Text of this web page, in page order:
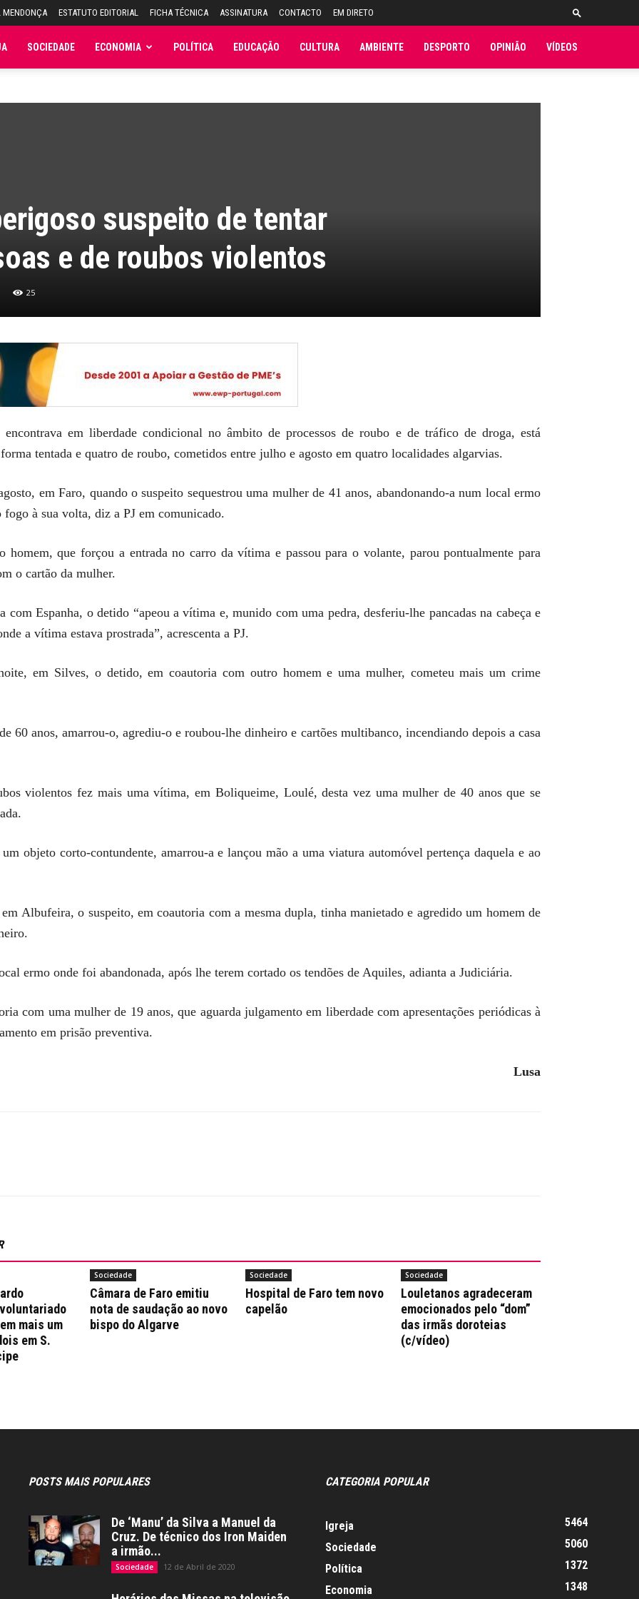
MENDONÇA ESTATUTO EDITORIAL FICHA TÉCNICA ASSINATURA CONTACTO EM DIRETO
SOCIEDADE ECONOMIA POLÍTICA EDUCAÇÃO CULTURA AMBIENTE DESPORTO OPINIÃO VÍDEOS
suspeito de tentar
e de roubos violentos
25
em liberdade condicional no âmbito de processos de roubo e de tráfico de droga, está
tentada e quatro de roubo, cometidos entre julho e agosto em quatro localidades algarvias.
em Faro, quando o suspeito sequestrou uma mulher de 41 anos, abandonando-a num local ermo
à sua volta, diz a PJ em comunicado.
que forçou a entrada no carro da vítima e passou para o volante, parou pontualmente para
o cartão da mulher.
com Espanha, o detido “apeou a vítima e, munido com uma pedra, desferiu-lhe pancadas na cabeça e
a vítima estava prostrada”, acrescenta a PJ.
em Silves, o detido, em coautoria com outro homem e uma mulher, cometeu mais um crime
60 anos, amarrou-o, agrediu-o e roubou-lhe dinheiro e cartões multibanco, incendiando depois a casa
violentos fez mais uma vítima, em Boliqueime, Loulé, desta vez uma mulher de 40 anos que se
objeto corto-contundente, amarrou-a e lançou mão a uma viatura automóvel pertença daquela e ao
Albufeira, o suspeito, em coautoria com a mesma dupla, tinha manietado e agredido um homem de
ermo onde foi abandonada, após lhe terem cortado os tendões de Aquiles, adianta a Judiciária.
com uma mulher de 19 anos, que aguarda julgamento em liberdade com apresentações periódicas à
em prisão preventiva.
Lusa
mais um
em S.
Sociedade
Câmara de Faro emitiu
nota de saudação ao novo
bispo do Algarve
Sociedade
Hospital de Faro tem novo
capelão
Sociedade
Louletanos agradeceram
emocionados pelo “dom”
das irmãs doroteias
(c/vídeo)
POSTS MAIS POPULARES
De ‘Manu’ da Silva a Manuel da
Cruz. De técnico dos Iron Maiden
a irmão...
Sociedade 12 de Abril de 2020
CATEGORIA POPULAR
Igreja
5464
Sociedade
5060
Política
1372
Economia
1348